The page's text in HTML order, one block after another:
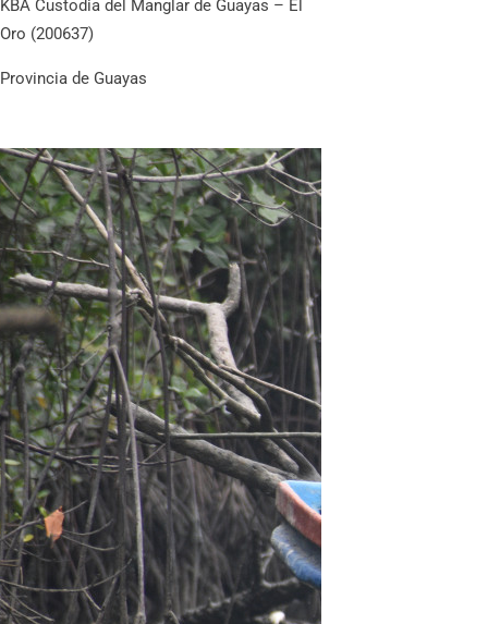
KBA Custodia del Manglar de Guayas – El
Oro (200637)
Provincia de Guayas